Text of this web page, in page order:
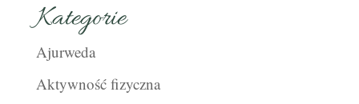
Kategorie
Ajurweda
Aktywność fizyczna